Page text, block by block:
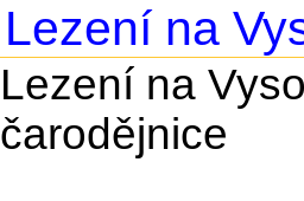
Lezení na
Lezení na
čarodějnice